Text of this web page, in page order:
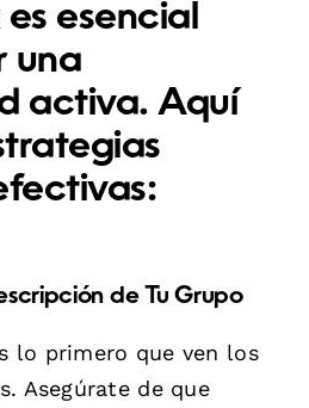
esencial
una
activa. Aquí
de Tu Grupo
lo primero que ven los
Asegúrate de que